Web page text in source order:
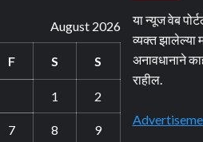
August 2026
F S S
1 2
7 8 9
या न्यूज वेब
व्यक्त
अनावधानाने
राहील.